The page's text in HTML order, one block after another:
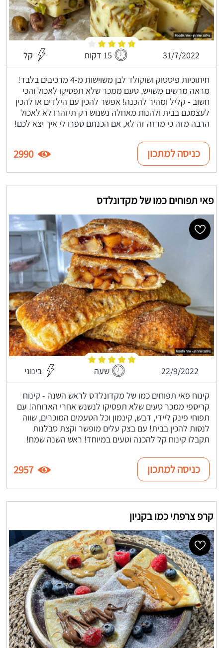
31/7/2022 15 דקות קל
חיתוכיות פיסטוק ושוקולד לבן משוישות מ-4 מרכיבים בלבד!
מראה מרשים משויש, טעם ממכר שלא תפסיקו לאכול והכי
חשוב - קליל ומהיר להכנה! אפשר להכין עם הילדים או להכין
לעצמכם בבית ולהנות מאחלה נשנוש רק תיזהרו לא לאכול
הרבה מזה כי מרזה זה לא, אם הכנתם ספרו לי איך יצא לכם!
כניסה למתכון 2990
פאי תפוחים כמו של מקדונלדס
22/9/2022 שעה בינוני
קינוח פאי תפוחים כמו של מקדונלדס לראש השנה - קינוח
קריספי ממכר טעים שלא תפסיקו לנשנש אחרי הארוחה! עם
תפוחי פינק ליידי, דבש, קינמון וכל הטעמים המוכרים, שווה
לנסות להכין בבית! עם בצק עלים מופשר וקצת סבלנות
תקבלו קינוח קל להכנה וטעים במיוחד! ראש השנה שמח!
כניסה למתכון 2957
קרפ צרפתי כמו בקניון